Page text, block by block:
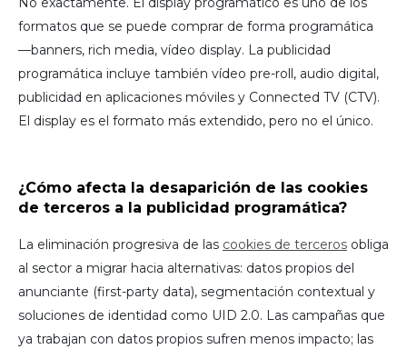
formatos que se puede comprar de forma programática
—banners, rich media, vídeo display. La publicidad
programática incluye también vídeo pre-roll, audio digital,
publicidad en aplicaciones móviles y Connected TV (CTV).
El display es el formato más extendido, pero no el único.
¿Cómo afecta la desaparición de las cookies
de terceros a la publicidad programática?
La eliminación progresiva de las cookies de terceros obliga
al sector a migrar hacia alternativas: datos propios del
anunciante (first-party data), segmentación contextual y
soluciones de identidad como UID 2.0. Las campañas que
ya trabajan con datos propios sufren menos impacto; las